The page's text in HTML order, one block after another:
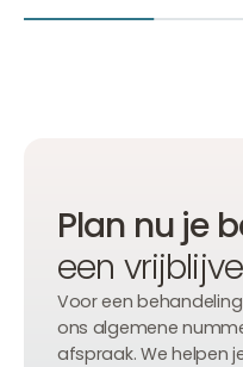
Plan nu je
een
Voor een
ons algemene
afspraak. We helpen